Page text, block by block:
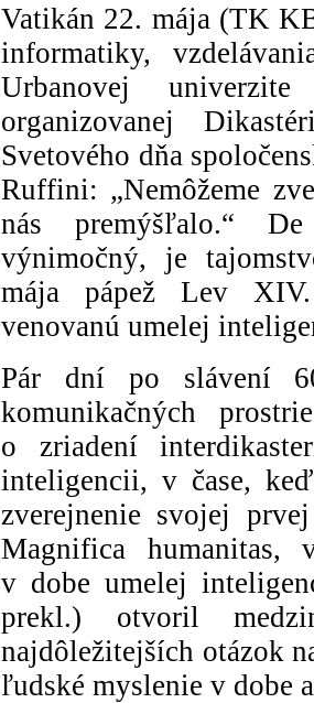
Vatikán 22. mája (TK
informatiky,
Urbanovej
organizovanej
Svetového dňa
Ruffini: „Nemôžeme
nás premýšľalo.“
výnimočný, je
mája pápež Lev
venovanú umelej
Pár dní po slávení
komunikačných
o zriadení
inteligencii, v čase,
zverejnenie svojej
Magnifica humanitas,
v dobe umelej
prekl.) otvoril
najdôležitejších otázok
ľudské myslenie v dobe